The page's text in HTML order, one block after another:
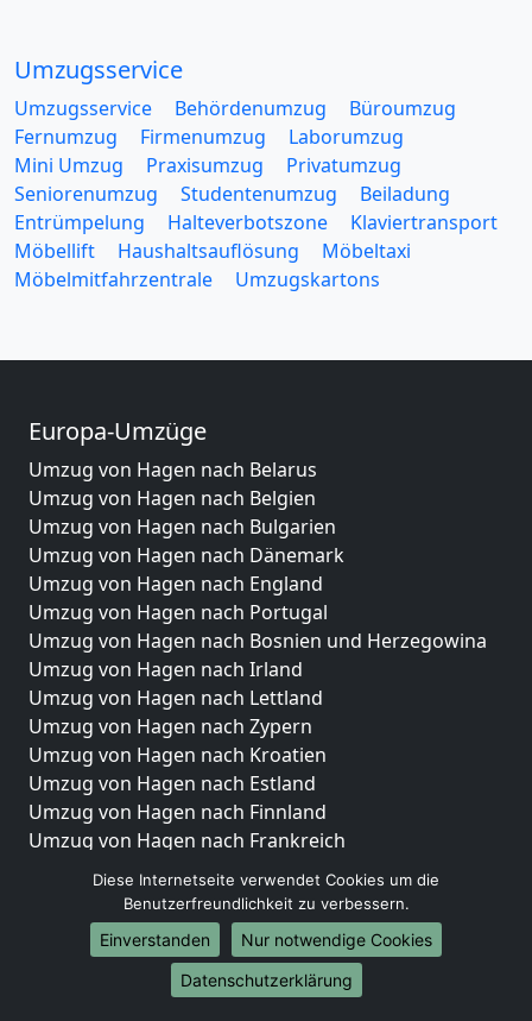
Umzugsservice
Umzugsservice Behördenumzug
Büroumzug
Fernumzug
Firmenumzug
Laborumzug
Mini Umzug
Praxisumzug
Privatumzug
Seniorenumzug
Studentenumzug
Beiladung
Entrümpelung
Halteverbotszone
Klaviertransport
Möbellift
Haushaltsauflösung
Möbeltaxi
Möbelmitfahrzentrale
Umzugskartons
Europa-Umzüge
Umzug von Hagen nach Belarus
Umzug von Hagen nach Belgien
Umzug von Hagen nach Bulgarien
Umzug von Hagen nach Dänemark
Umzug von Hagen nach England
Umzug von Hagen nach Portugal
Umzug von Hagen nach Bosnien und Herzegowina
Umzug von Hagen nach Irland
Umzug von Hagen nach Lettland
Umzug von Hagen nach Zypern
Umzug von Hagen nach Kroatien
Umzug von Hagen nach Estland
Umzug von Hagen nach Finnland
Umzug von Hagen nach Frankreich
Umzug von Hagen nach Griechenland
Umzug von Hagen nach Italien
Umzug von Hagen nach Liechtenstein
Umzug von Hagen nach Luxemburg
Umzug von Hagen nach Niederlande
Diese Internetseite verwendet Cookies um die
Benutzerfreundlichkeit zu verbessern.
Einverstanden
Nur notwendige Cookies
Datenschutzerklärung